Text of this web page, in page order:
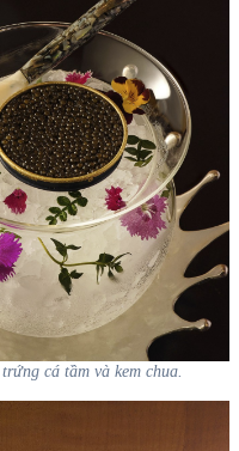
cá tầm và kem chua.